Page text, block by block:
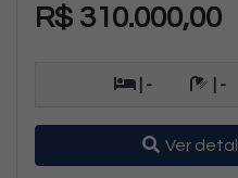
R$ 310.000,00
| - | -
Ver